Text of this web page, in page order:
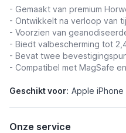
- Gemaakt van premium
- Ontwikkelt na verloop van
- Voorzien van
- Biedt valbescherming tot
- Bevat twee
- Compatibel met MagSafe
Geschikt voor: Apple iPhone
Onze service